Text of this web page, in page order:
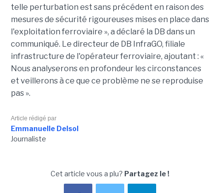
telle perturbation est sans précédent en raison des
mesures de sécurité rigoureuses mises en place dans
l'exploitation ferroviaire », a déclaré la DB dans un
communiqué. Le directeur de DB InfraGO, filiale
infrastructure de l'opérateur ferroviaire, ajoutant : «
Nous analyserons en profondeur les circonstances
et veillerons à ce que ce problème ne se reproduise
pas ».
Article rédigé par
Emmanuelle Delsol
Journaliste
Cet article vous a plu? Partagez le !